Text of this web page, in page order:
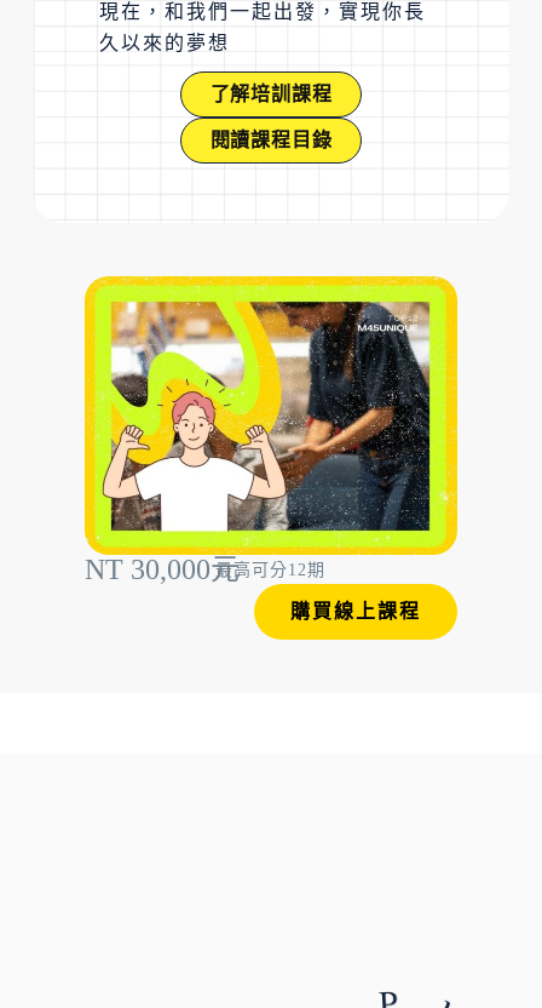
NT 30,000元最高可分12期
購買線上課程
現在，和我們一起出發，實現你長
久以來的夢想
了解培訓課程
閱讀課程目錄